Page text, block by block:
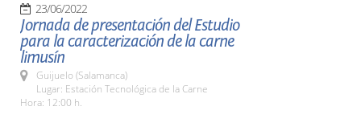
23/06/2022
Jornada de presentación del Estudio
para la caracterización de la carne
limusín
Guijuelo (Salamanca)
Lugar: Estación Tecnológica de la Carne
Hora: 12:00 h.